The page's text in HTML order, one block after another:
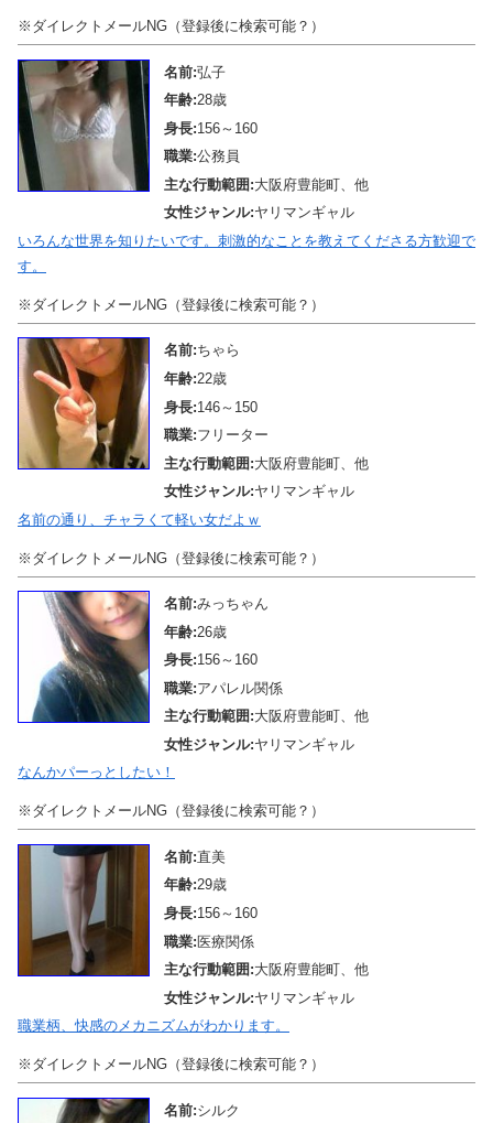
※ダイレクトメールNG（登録後に検索可能？）
名前:弘子
年齢:28歳
身長:156～160
職業:公務員
主な行動範囲:大阪府豊能町、他
女性ジャンル:ヤリマンギャル
いろんな世界を知りたいです。刺激的なことを教えてくださる方歓迎で
す。
※ダイレクトメールNG（登録後に検索可能？）
名前:ちゃら
年齢:22歳
身長:146～150
職業:フリーター
主な行動範囲:大阪府豊能町、他
女性ジャンル:ヤリマンギャル
名前の通り、チャラくて軽い女だよｗ
※ダイレクトメールNG（登録後に検索可能？）
名前:みっちゃん
年齢:26歳
身長:156～160
職業:アパレル関係
主な行動範囲:大阪府豊能町、他
女性ジャンル:ヤリマンギャル
なんかパーっとしたい！
※ダイレクトメールNG（登録後に検索可能？）
名前:直美
年齢:29歳
身長:156～160
職業:医療関係
主な行動範囲:大阪府豊能町、他
女性ジャンル:ヤリマンギャル
職業柄、快感のメカニズムがわかります。
※ダイレクトメールNG（登録後に検索可能？）
名前:シルク